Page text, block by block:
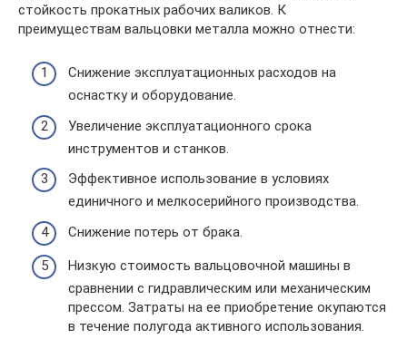
стойкость прокатных рабочих валиков. К
преимуществам вальцовки металла можно отнести:
Снижение эксплуатационных расходов на
оснастку и оборудование.
Увеличение эксплуатационного срока
инструментов и станков.
Эффективное использование в условиях
единичного и мелкосерийного производства.
Снижение потерь от брака.
Низкую стоимость вальцовочной машины в
сравнении с гидравлическим или механическим
прессом. Затраты на ее приобретение окупаются
в течение полугода активного использования.